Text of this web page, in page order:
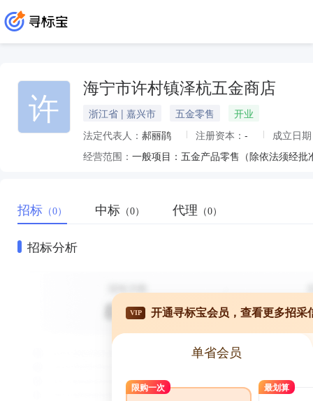
许 海宁市许村镇泽杭五金商店
浙江省 | 嘉兴市 五金零售
开业
法定代表人： 郝丽鹃 注册资本： -
成立日
经营范围： 一般项目：五金产品零售（除依法须经
招标 （0） 中标 （0） 代理 （0）
招标分析
VIP 开通寻标宝会员，查看更多招采
单省会员
限购一次 最划算